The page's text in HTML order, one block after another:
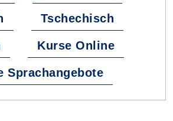
Tschechisch
Kurse Online
Sprachangebote